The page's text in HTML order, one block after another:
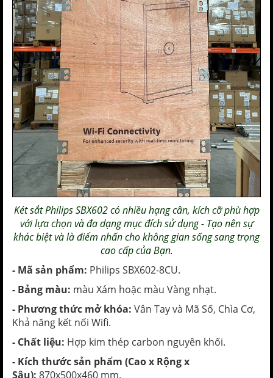
Két sắt PhilipsSBX602 có nhiều hạng cân, kích cỡ phù hợp
với lựa chọn và đa dạng mục đích sử dụng - Tạo nên sự
khác biệt và là điểm nhấn chokhông gian sốngsang trọng
cao cấpcủa Bạn.
- Mã sản phẩm: Philips SBX602-8CU.
- Bảng màu: màu Xám hoặc màu Vàng nhạt.
- Phương thức mở khóa: Vân Tay và Mã Số, Chìa Cơ,
Khả năng kết nối Wifi.
- Chất liệu: Hợp kim thép carbon nguyên khối.
- Kích thước sản phẩm (Cao x Rộng x
Sâu): 870x500x460 mm.